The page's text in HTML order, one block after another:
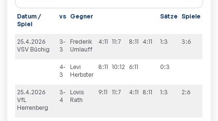
Datum /
Spiel
vs Gegner Sätze Spiele
25.4.2026
VSV Büchig
3-
3
Frederik
Umlauff
4:11 11:7 8:11 4:11 1:3 3:6
4-
3
Levi
Herbster
8:11 10:12 6:11 0:3
25.4.2026
VfL
Herrenberg
3-
4
Lovis
Rath
9:11 11:7 4:11 8:11 1:3 2:6